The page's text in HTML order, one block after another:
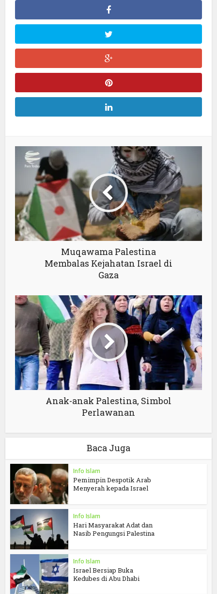
Muqawama Palestina
Membalas Kejahatan Israel di
Gaza
Anak-anak Palestina, Simbol
Perlawanan
Baca Juga
Info Islam
Pemimpin Despotik Arab
Menyerah kepada Israel
Info Islam
Hari Masyarakat Adat dan
Nasib Pengungsi Palestina
Info Islam
Israel Bersiap Buka
Kedubes di Abu Dhabi